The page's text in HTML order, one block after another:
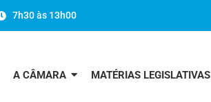
7h30 às 13h00
A CÂMARA MATÉRIAS LEGISLATIVAS